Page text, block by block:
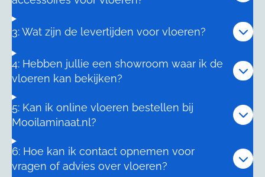
3: Wat zijn de levertijden voor vloeren?
4: Hebben jullie een showroom waar ik de
vloeren kan bekijken?
5: Kan ik online vloeren bestellen bij
Mooilaminaat.nl?
6: Hoe kan ik contact opnemen voor
vragen of advies over vloeren?